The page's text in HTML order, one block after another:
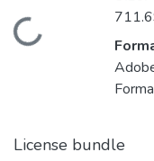
Loading...
License bundle